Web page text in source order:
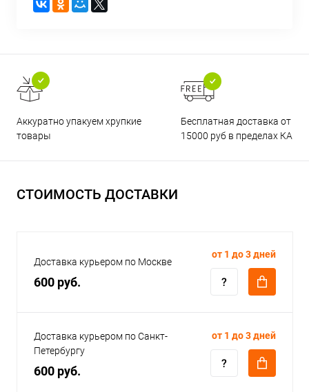
Аккуратно упакуем хрупкие
товары
Бесплатная доставка от
15000 руб в пределах КАД
СТОИМОСТЬ ДОСТАВКИ
Доставка курьером по Москве
600 руб.
от 1 до 3 дней
Доставка курьером по Санкт-
Петербургу
600 руб.
от 1 до 3 дней